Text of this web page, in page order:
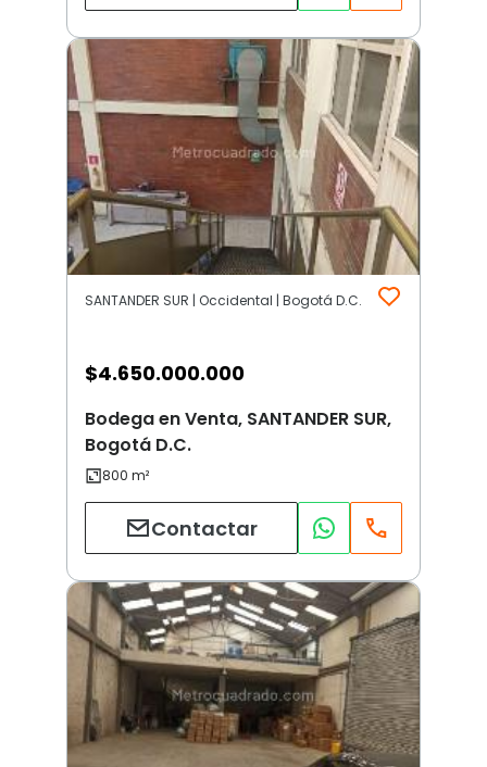
SANTANDER SUR | Occidental | Bogotá D.C.
$4.650.000.000
Bodega en Venta, SANTANDER SUR,
Bogotá D.C.
Contactar